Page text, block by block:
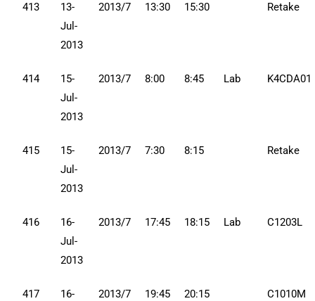
413
13-
Jul-
2013
2013/7 13:30 15:30 Retake
414
15-
Jul-
2013
2013/7 8:00 8:45 Lab K4CDA01
415
15-
Jul-
2013
2013/7 7:30 8:15 Retake
416
16-
Jul-
2013
2013/7 17:45 18:15 Lab C1203L
417
16-
2013/7 19:45 20:15 C1010M